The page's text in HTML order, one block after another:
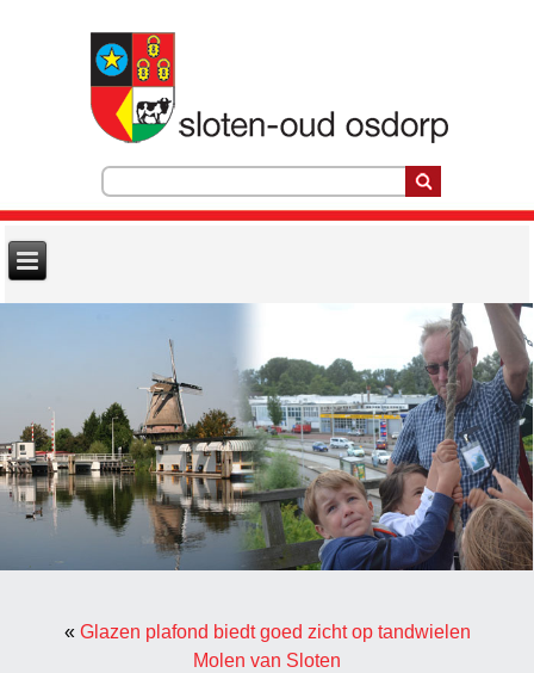
« Glazen plafond biedt goed zicht op tandwielen
Molen van Sloten